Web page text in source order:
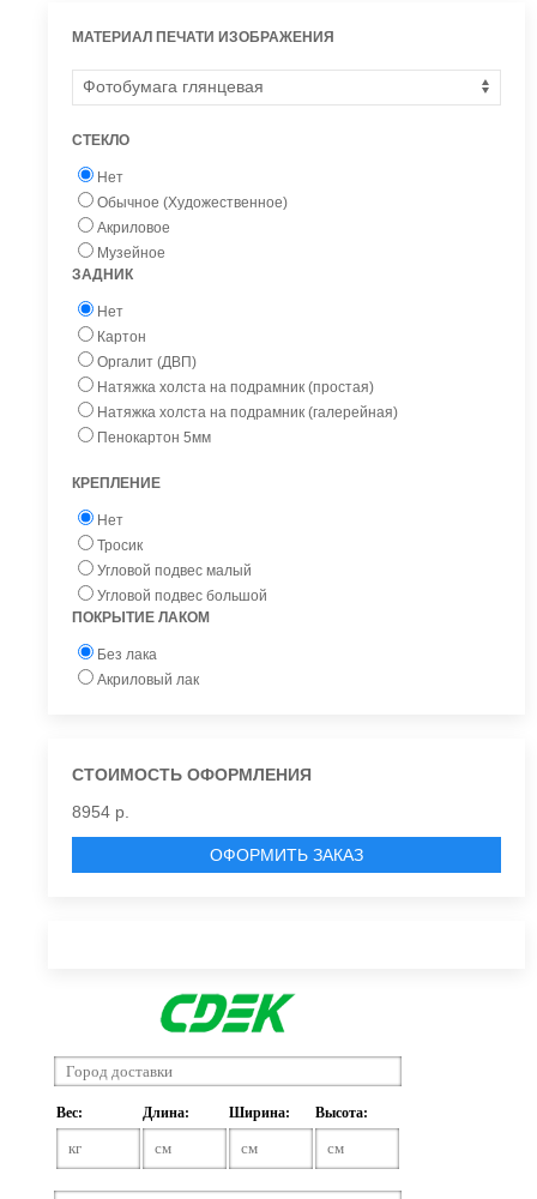
МАТЕРИАЛ ПЕЧАТИ ИЗОБРАЖЕНИЯ
СТЕКЛО
Нет
Обычное (Художественное)
Акриловое
Музейное
ЗАДНИК
Нет
Картон
Оргалит (ДВП)
Натяжка холста на подрамник (простая)
Натяжка холста на подрамник (галерейная)
Пенокартон 5мм
КРЕПЛЕНИЕ
Нет
Тросик
Угловой подвес малый
Угловой подвес большой
ПОКРЫТИЕ ЛАКОМ
Без лака
Акриловый лак
СТОИМОСТЬ ОФОРМЛЕНИЯ
8954 р.
ОФОРМИТЬ ЗАКАЗ